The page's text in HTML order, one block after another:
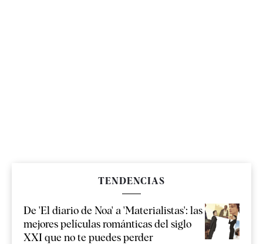
TENDENCIAS
De 'El diario de Noa' a 'Materialistas': las
mejores películas románticas del siglo
XXI que no te puedes perder